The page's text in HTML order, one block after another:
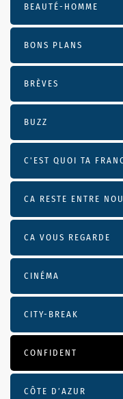
BEAUTÉ-HOMME
BONS PLANS
BRÈVES
BUZZ
C'EST QUOI TA
CA RESTE ENTRE
CA VOUS REGARDE
CINÉMA
CITY-BREAK
CONFIDENT
CÔTE D’AZUR